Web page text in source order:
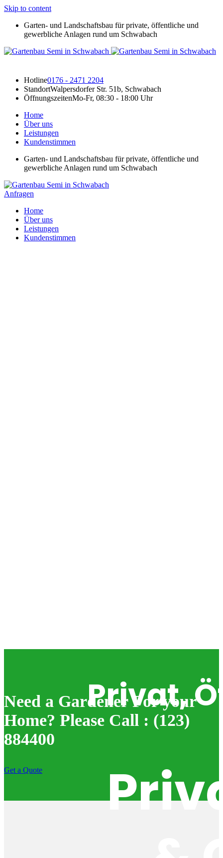
Skip to content
Garten- und Landschaftsbau für private, öffentliche und
gewerbliche Anlagen rund um Schwabach
Hotline0176 - 2471 2204
StandortWalpersdorfer Str. 51b, Schwabach
ÖffnungszeitenMo-Fr, 08:30 - 18:00 Uhr
Home
Über uns
Leistungen
Kundenstimmen
Garten- und Landschaftsbau für private, öffentliche und
gewerbliche Anlagen rund um Schwabach
Anfragen
Home
Über uns
Leistungen
Kundenstimmen
Privat,
Need a Gardener For your
Home? Please Call : (123)
884400
Get a Quote